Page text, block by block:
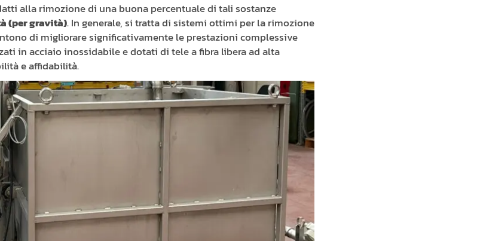
alla rimozione di una buona percentuale di tali sostanze
(per gravità). In generale, si tratta di sistemi ottimi per la rimozione
di migliorare significativamente le prestazioni complessive
in acciaio inossidabile e dotati di tele a fibra libera ad alta
e affidabilità.